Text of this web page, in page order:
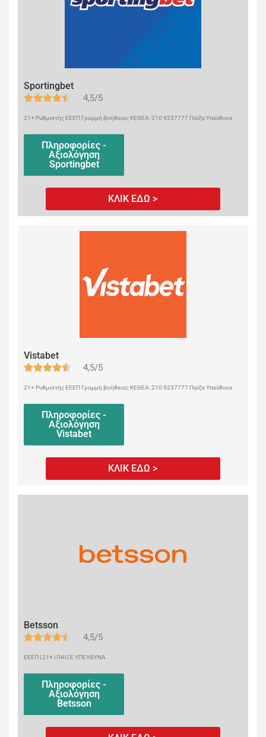
Sportingbet
4,5/5
21+ Ρυθμιστής ΕΕΕΠ Γραμμή βοήθειας ΚΕΘΕΑ: 210 9237777 Παίξε Υπεύθυνα
Πληροφορίες -
Αξιολόγηση
Sportingbet
ΚΛΙΚ ΕΔΩ >
Vistabet
4,5/5
21+ Ρυθμιστής ΕΕΕΠ Γραμμή βοήθειας ΚΕΘΕΑ: 210 9237777 Παίξε Υπεύθυνα
Πληροφορίες -
Αξιολόγηση
Vistabet
ΚΛΙΚ ΕΔΩ >
Betsson
4,5/5
ΕΕΕΠ | 21+ | ΠΑΙΞΕ ΥΠΕΥΘΥΝΑ
Πληροφορίες -
Αξιολόγηση
Betsson